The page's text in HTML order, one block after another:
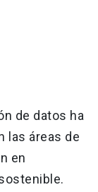
de datos ha
las áreas de
en